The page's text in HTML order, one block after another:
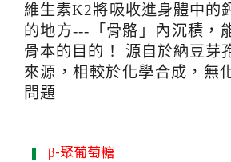
維生素K2將吸收進身體中的
的地方---「骨骼」內沉積，
骨本的目的！ 源自於納豆芽
來源，相較於化學合成，無
問題
β-聚葡萄糖